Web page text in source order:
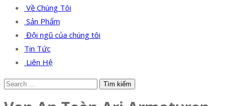
Về Chúng Tôi
Sản Phẩm
Đội ngũ của chúng tôi
Tin Tức
Liên Hệ